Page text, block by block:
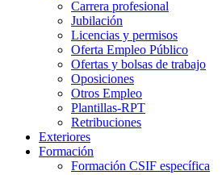
Carrera profesional
Jubilación
Licencias y permisos
Oferta Empleo Público
Ofertas y bolsas de trabajo
Oposiciones
Otros Empleo
Plantillas-RPT
Retribuciones
Exteriores
Formación
Formación CSIF específica